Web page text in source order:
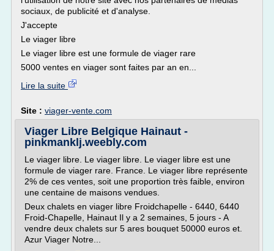
sociaux, de publicité et d'analyse.
J'accepte
Le viager libre
Le viager libre est une formule de viager rare
5000 ventes en viager sont faites par an en...
Lire la suite
Site : viager-vente.com
Viager Libre Belgique Hainaut -
pinkmanklj.weebly.com
Le viager libre. Le viager libre. Le viager libre est une
formule de viager rare. France. Le viager libre représente
2% de ces ventes, soit une proportion très faible, environ
une centaine de maisons vendues.
Deux chalets en viager libre Froidchapelle - 6440, 6440
Froid-Chapelle, Hainaut Il y a 2 semaines, 5 jours - A
vendre deux chalets sur 5 ares bouquet 50000 euros et.
Azur Viager Notre...